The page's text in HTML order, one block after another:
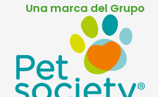
Una marca del Grupo